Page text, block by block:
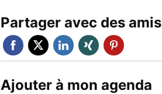
Partager avec des amis
Ajouter à mon agenda